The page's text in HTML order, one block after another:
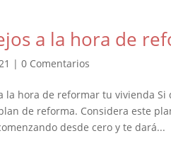
a la hora de
|0 Comentarios
la hora de reformar tu vivienda
de reforma. Considera este
desde cero y te dará...